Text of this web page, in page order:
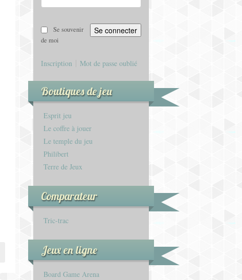
Se souvenir
de moi
Inscription Mot de passe oublié
Boutiques de jeu
Esprit jeu
Le coffre à jouer
Le temple du jeu
Philibert
Terre de Jeux
Comparateur
Tric-trac
Jeux en ligne
Board Game Arena